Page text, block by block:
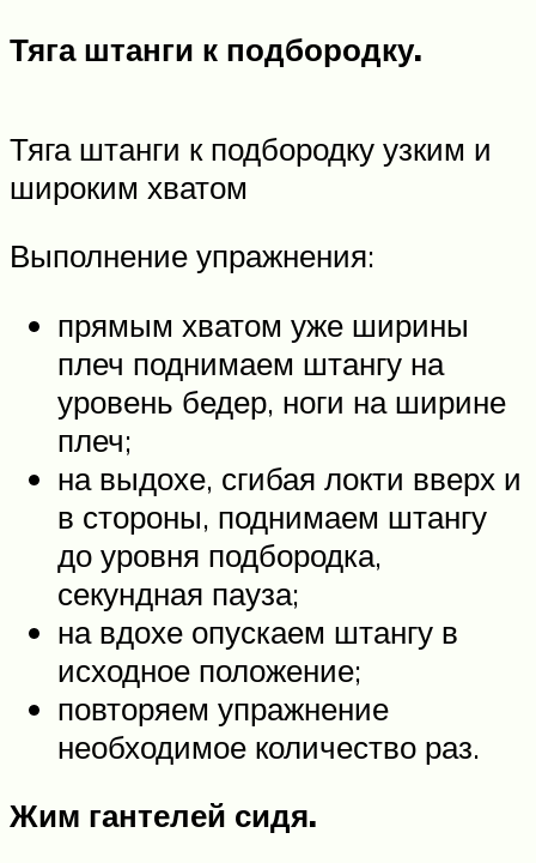
Тяга штанги к подбородку.
Тяга штанги к подбородку узким и
широким хватом
Выполнение упражнения:
прямым хватом уже ширины
плеч поднимаем штангу на
уровень бедер, ноги на ширине
плеч;
на выдохе, сгибая локти вверх и
в стороны, поднимаем штангу
до уровня подбородка,
секундная пауза;
на вдохе опускаем штангу в
исходное положение;
повторяем упражнение
необходимое количество раз.
Жим гантелей сидя.